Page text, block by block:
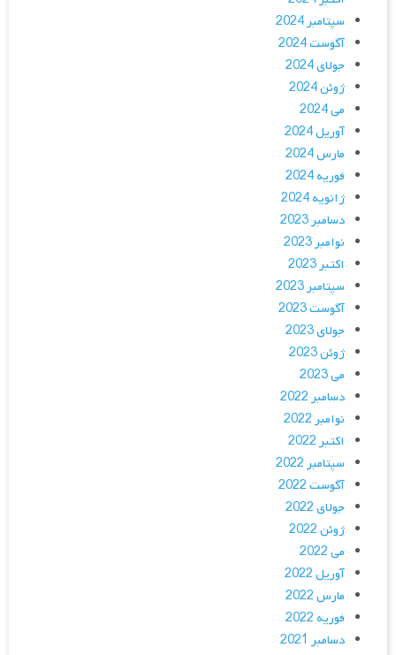
سپتامبر 2024
آگوست 2024
جولای 2024
ژوئن 2024
می 2024
آوریل 2024
مارس 2024
فوریه 2024
ژانویه 2024
دسامبر 2023
نوامبر 2023
اکتبر 2023
سپتامبر 2023
آگوست 2023
جولای 2023
ژوئن 2023
می 2023
دسامبر 2022
نوامبر 2022
اکتبر 2022
سپتامبر 2022
آگوست 2022
جولای 2022
ژوئن 2022
می 2022
آوریل 2022
مارس 2022
فوریه 2022
دسامبر 2021